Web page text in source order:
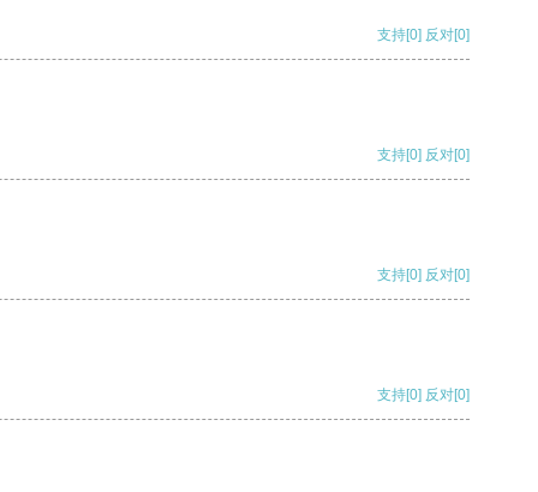
支持[0] 反对[0]
支持[0] 反对[0]
支持[0] 反对[0]
支持[0] 反对[0]